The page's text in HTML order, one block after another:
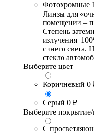
Фотохромные
Линзы для
помещении –
Степень
излучения.
синего света.
стекло
Выберите цвет
Коричневый 0
Серый 0 ₽
Выберите покрытие/
С